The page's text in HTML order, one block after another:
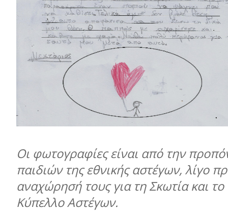
Οι φωτογραφίες είναι από την
παιδιών της εθνικής αστέγων, λίγο
αναχώρησή τους για τη Σκωτία και
Κύπελλο Αστέγων.